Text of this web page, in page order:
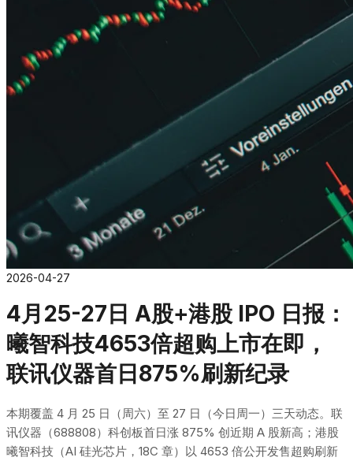
2026-04-27
4月25-27日 A股+港股 IPO 日报：
曦智科技4653倍超购上市在即，
联讯仪器首日875%刷新纪录
本期覆盖 4 月 25 日（周六）至 27 日（今日周一）三天动态。联
讯仪器（688808）科创板首日涨 875% 创近期 A 股新高；港股
曦智科技（AI 硅光芯片，18C 章）以 4653 倍公开发售超购刷新